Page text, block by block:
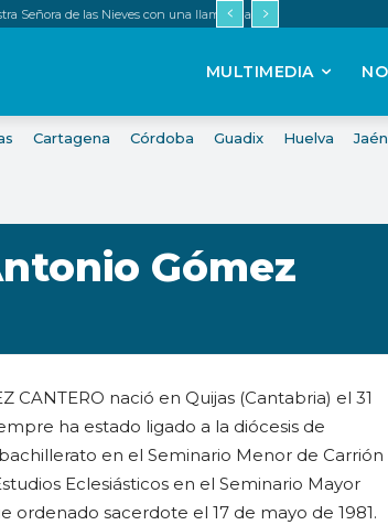
Señora de las Nieves con una llamada a renovar la fe
MULTIMEDIA
Cartagena Córdoba Guadix Huelva Jaén
Gómez
CANTERO nació en Quijas (Cantabria) el 31
ha estado ligado a la diócesis de
en el Seminario Menor de Carrión
Eclesiásticos en el Seminario Mayor
ordenado sacerdote el 17 de mayo de 1981.